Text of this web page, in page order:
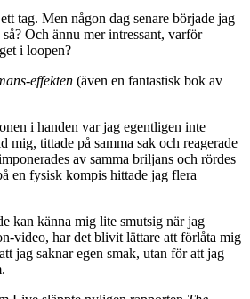
tag. Men någon dag senare började jag
Och ännu mer intressant, varför
i loopen?
(även en fantastisk bok av
i handen var jag egentligen inte
mig, tittade på samma sak och reagerade
av samma briljans och rördes
en fysisk kompis hittade jag flera
kan känna mig lite smutsig när jag
video, har det blivit lättare att förlåta mig
jag saknar egen smak, utan för att jag